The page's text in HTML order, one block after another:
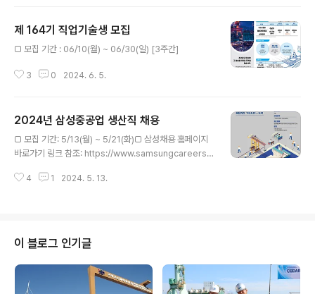
제 164기 직업기술생 모집
□ 모집 기간 : 06/10(월) ~ 06/30(일) [3주간]
3 0 2024. 6. 5.
2024년 삼성중공업 생산직 채용
□ 모집 기간: 5/13(월) ~ 5/21(화)□ 삼성채용 홈페이지
바로가기 링크 참조: https://www.samsungcareers.c
페이지 이용을 위해 최신 브라우저로 업데이트해주세요.
4 1 2024. 5. 13.
이 블로그 인기글